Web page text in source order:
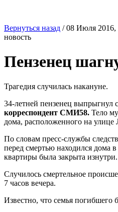
Вернуться назад /08 Июля 2016,
новость
Пензенец
Трагедия случилась накануне.
34-летней пензенец выпрыгнул
корреспондент СМИ58. Тело
дома, расположенного на улице
По словам пресс-службы
перед смертью находился дома
квартиры была закрыта изнутри.
Случилось смертельное
7 часов вечера.
Известно, что семья погибшего